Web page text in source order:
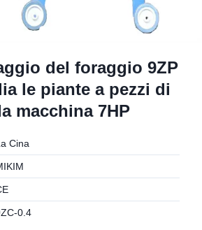
del foraggio 9ZP
le piante a pezzi di
macchina 7HP
Cina
0.4